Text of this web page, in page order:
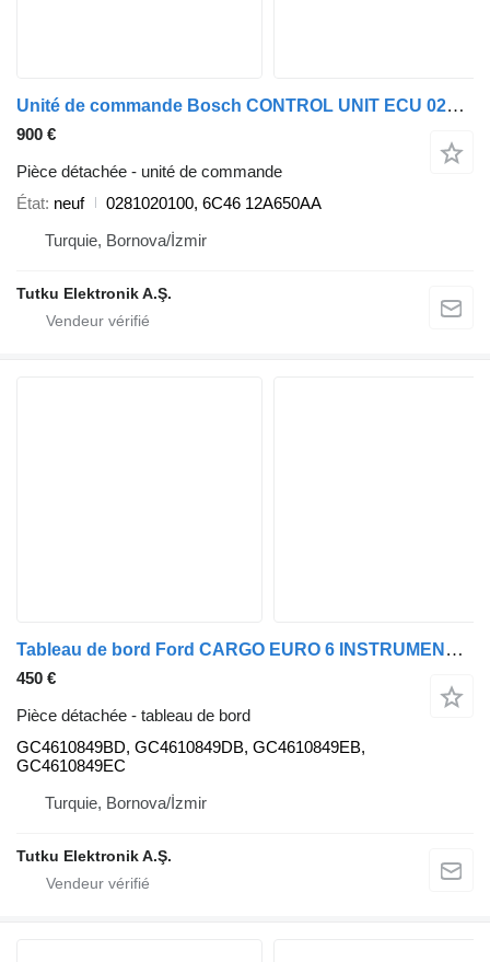
Unité de commande Bosch CONTROL UNIT ECU 0281020100 6C46 12A650AA pour tracteur routier Ford CARGO
900 €
Pièce détachée - unité de commande
État neuf
0281020100, 6C46 12A650AA
Turquie, Bornova/İzmir
Tutku Elektronik A.Ş.
Tableau de bord Ford CARGO EURO 6 INSTRUMENT CLUSTER GC4610849BD pour tracteur routier Ford CARGO EURO 6
450 €
Pièce détachée - tableau de bord
GC4610849BD, GC4610849DB, GC4610849EB,
GC4610849EC
Turquie, Bornova/İzmir
Tutku Elektronik A.Ş.